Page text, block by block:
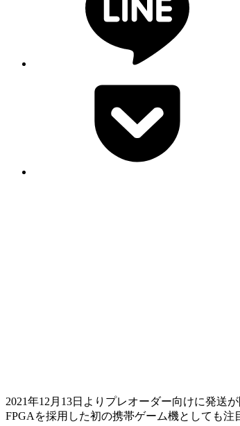
2021年12月13日よりプレオーダー向けに発送
FPGAを採用した初の携帯ゲーム機としても注